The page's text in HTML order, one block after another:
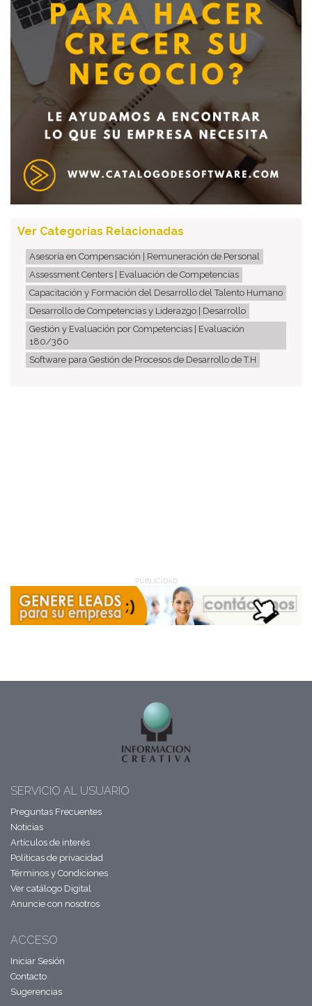
Ver Categorías Relacionadas
Asesoría en Compensación | Remuneración de Personal
Assessment Centers | Evaluación de Competencias
Capacitación y Formación del Desarrollo del Talento Humano
Desarrollo de Competencias y Liderazgo | Desarrollo
Gestión y Evaluación por Competencias | Evaluación
180/360
Software para Gestión de Procesos de Desarrollo de T.H
PUBLICIDAD
SERVICIO AL USUARIO
Preguntas Frecuentes
Noticias
Artículos de interés
Políticas de privacidad
Términos y Condiciones
Ver catálogo Digital
Anuncie con nosotros
ACCESO
Iniciar Sesión
Contacto
Sugerencias